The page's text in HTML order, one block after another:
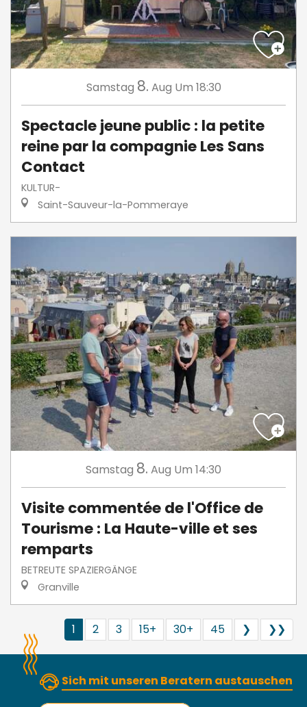
Samstag 8. Aug Um 18:30
Spectacle jeune public : la petite
reine par la compagnie Les Sans
Contact
KULTUR-
Saint-Sauveur-la-Pommeraye
Samstag 8. Aug Um 14:30
Visite commentée de l'Office de
Tourisme : La Haute-ville et ses
remparts
BETREUTE SPAZIERGÄNGE
Granville
1 2 3 15+ 30+ 45 ❯ ❯❯
Sich mit unseren Beratern austauschen